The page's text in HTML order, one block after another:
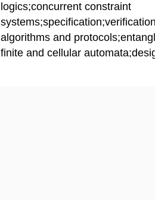
logics;concurrent constraint
algorithms and
finite and cellular